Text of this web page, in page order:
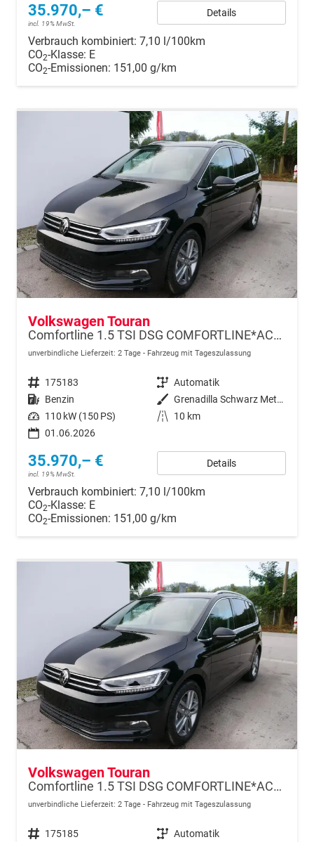
35.970,– €
incl. 19% MwSt.
Details
Verbrauch kombiniert: 7,10 l/100km
CO2-Klasse: E
CO2-Emissionen: 151,00 g/km
Volkswagen Touran
Comfortline 1.5 TSI DSG COMFORTLINE*ACC*LED*PDC*KAMERA*NAVI*SHZ* 7-SITZER 17-ZOLL
unverbindliche Lieferzeit: 2 Tage Fahrzeug mit Tageszulassung
Fahrzeugnr. 175183 Getriebe Automatik
Kraftstoff Benzin Außenfarbe
Grenadilla Schwarz Metallic
Leistung 110 kW (150 PS) Kilometerstand
10 km
01.06.2026
35.970,– €
incl. 19% MwSt.
Details
Verbrauch kombiniert: 7,10 l/100km
CO2-Klasse: E
CO2-Emissionen: 151,00 g/km
Volkswagen Touran
Comfortline 1.5 TSI DSG COMFORTLINE*ACC*LED*PDC*KAMERA*NAVI*SHZ* 7-SITZER 17-ZOLL
unverbindliche Lieferzeit: 2 Tage Fahrzeug mit Tageszulassung
Fahrzeugnr. 175185 Getriebe Automatik